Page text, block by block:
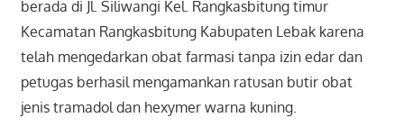
berada di Jl. Siliwangi Kel. Rangkasbitung timur
Kecamatan Rangkasbitung Kabupaten Lebak karena
telah mengedarkan obat farmasi tanpa izin edar dan
petugas berhasil mengamankan ratusan butir obat
jenis tramadol dan hexymer warna kuning.